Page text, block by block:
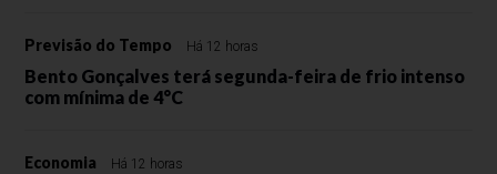
Previsão do Tempo Há 12 horas
Bento Gonçalves terá segunda-feira de frio intenso
com mínima de 4°C
Economia Há 12 horas